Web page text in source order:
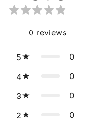
0 reviews
5 0
4 0
3 0
2 0